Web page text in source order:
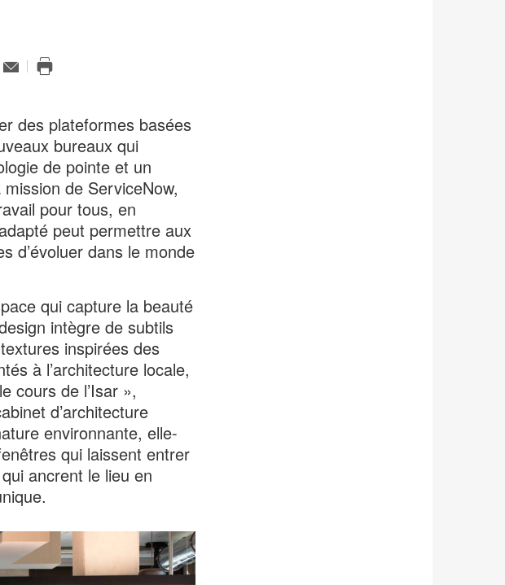
Adresse
page
des plateformes basées
bureaux qui
de pointe et un
de ServiceNow,
pour tous, en
peut permettre aux
d’évoluer dans le monde
qui capture la beauté
intègre de subtils
inspirées des
à l’architecture locale,
cours de l’Isar »,
d’architecture
environnante, elle-
qui laissent entrer
ancrent le lieu en